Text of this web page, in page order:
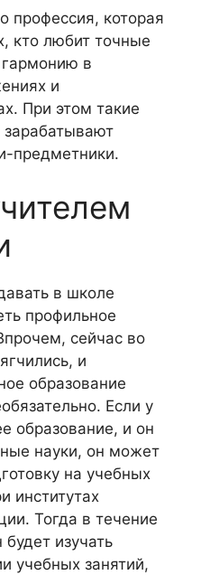
профессия, которая
кто любит точные
гармонию в
и
При этом такие
зарабатывают
предметники.
в школе
профильное
сейчас во
и
образование
Если у
образование, и он
науки, он может
на учебных
институтах
Тогда в течение
изучать
учебных занятий,